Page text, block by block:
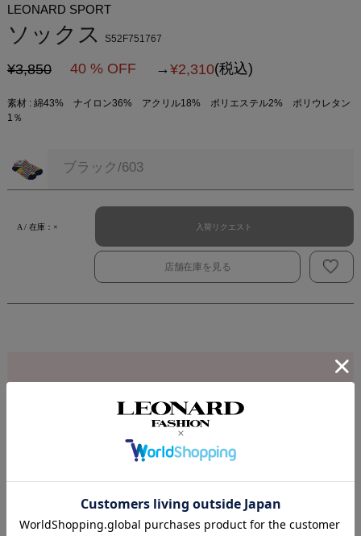
LEONARD SPORT
ソックス S52F751767
¥3,850 40 % OFF →¥2,310(税込)
素材 : 綿43% ナイロン36% アクリル18% ポリエステル2% ポリウレタン
1％
ブラック/603
A / 在庫：× 入荷リクエスト
店舗在庫を見る
DIFFERENT COLOR